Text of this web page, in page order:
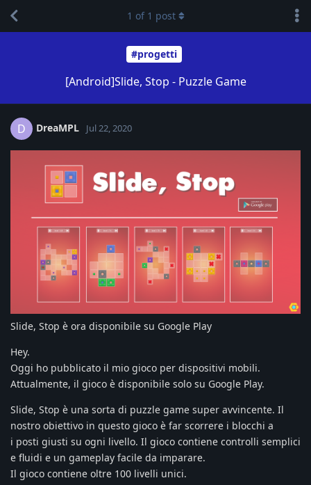
#progetti
[Android]Slide, Stop - Puzzle Game
1 of 1 post
D DreaMPL Jul 22, 2020
Slide, Stop è ora disponibile su Google Play
Hey.
Oggi ho pubblicato il mio gioco per dispositivi mobili.
Attualmente, il gioco è disponibile solo su Google Play.
Slide, Stop è una sorta di puzzle game super avvincente. Il
nostro obiettivo in questo gioco è far scorrere i blocchi a
i posti giusti su ogni livello. Il gioco contiene controlli semplici
e fluidi e un gameplay facile da imparare.
Il gioco contiene oltre 100 livelli unici.